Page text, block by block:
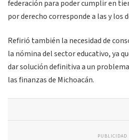
federación para poder cumplir en
por derecho corresponde a las y los
Refirió también la necesidad de
la nómina del sector educativo, ya
dar solución definitiva a un
las finanzas de Michoacán.
PUBLICIDAD